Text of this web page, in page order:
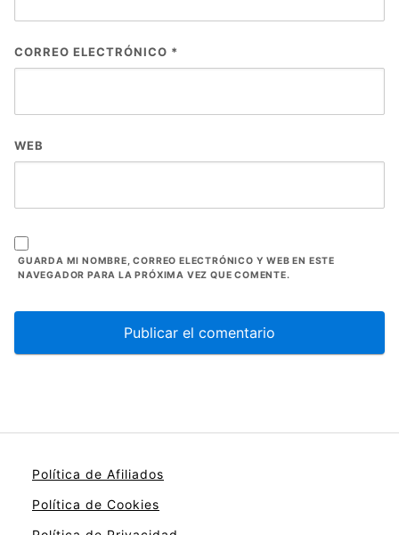
CORREO ELECTRÓNICO *
WEB
GUARDA MI NOMBRE, CORREO ELECTRÓNICO Y WEB EN ESTE
NAVEGADOR PARA LA PRÓXIMA VEZ QUE COMENTE.
Política de Afiliados
Política de Cookies